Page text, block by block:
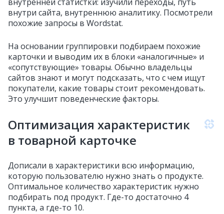
внутри сайта, внутреннюю аналитику. Посмотрели
похожие запросы в Wordstat.
На основании группировки подбираем похожие
карточки и выводим их в блоки «аналогичные» и
«сопутствующие» товары. Обычно владельцы
сайтов знают и могут подсказать, что с чем ищут
покупатели, какие товары стоит рекомендовать.
Это улучшит поведенческие факторы.
Оптимизация характеристик
в товарной карточке
Дописали в характеристики всю информацию,
которую пользователю нужно знать о продукте.
Оптимальное количество характеристик нужно
подбирать под продукт. Где-то достаточно 4
пункта, а где-то 10.